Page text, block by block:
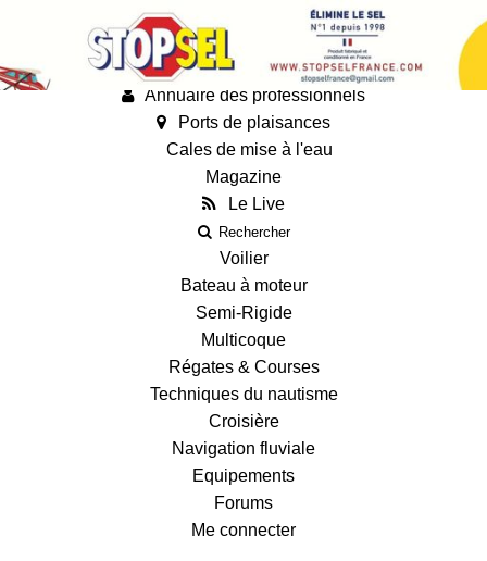
Guides
Fiches techniques des bateaux
Annuaire des professionnels
Ports de plaisances
Cales de mise à l'eau
Magazine
Le Live
Rechercher
Voilier
Bateau à moteur
Semi-Rigide
Multicoque
Régates & Courses
Techniques du nautisme
Croisière
Navigation fluviale
Equipements
Forums
Me connecter